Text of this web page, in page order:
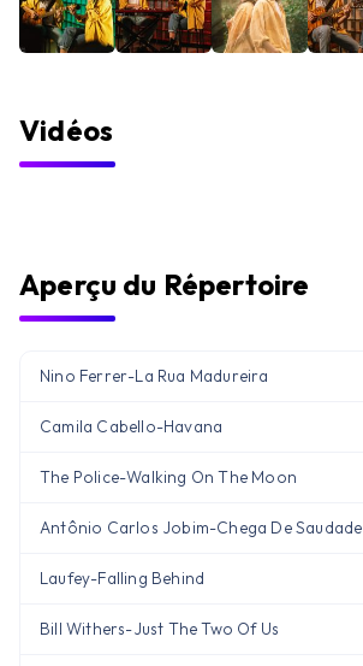
Vidéos
Aperçu du Répertoire
Nino Ferrer-La Rua Madureira
Camila Cabello-Havana
The Police-Walking On The Moon
Antônio Carlos Jobim-Chega De Saudade
Laufey-Falling Behind
Bill Withers-Just The Two Of Us